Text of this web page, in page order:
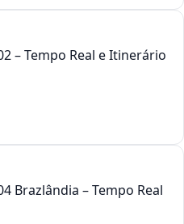
Brazlândia – Tempo Real